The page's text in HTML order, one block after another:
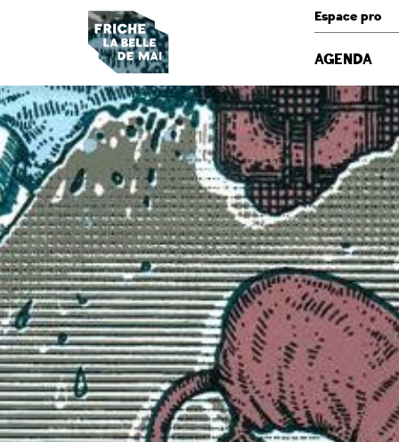
Espace pro
AGENDA
Panneau de gestion des cookies